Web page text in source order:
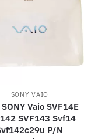
SONY VAIO
Vaio SVF14E
SVF143 Svf14
P/N